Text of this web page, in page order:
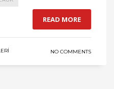
READ MORE
NO COMMENTS